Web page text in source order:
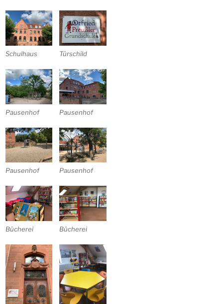
Schulhaus Türschild
Pausenhof Pausenhof
Pausenhof Pausenhof
Bücherei Bücherei